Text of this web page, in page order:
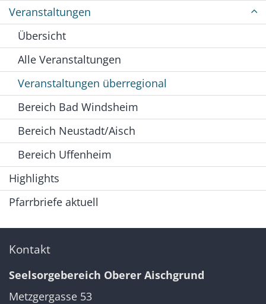
Veranstaltungen
Übersicht
Alle Veranstaltungen
Veranstaltungen überregional
Bereich Bad Windsheim
Bereich Neustadt/Aisch
Bereich Uffenheim
Highlights
Pfarrbriefe aktuell
Kontakt
Seelsorgebereich Oberer Aischgrund
Metzgergasse 53